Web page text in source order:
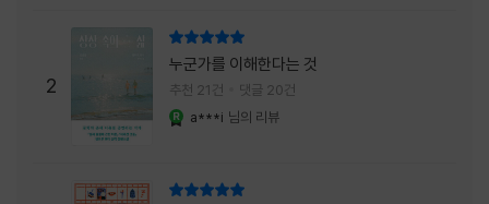
2
누군가를 이해한다는 것
추천 21건 댓글 20건
a***i 님의 리뷰